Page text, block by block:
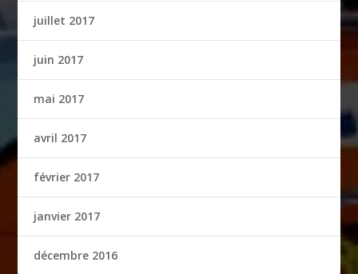
juillet 2017
juin 2017
mai 2017
avril 2017
février 2017
janvier 2017
décembre 2016